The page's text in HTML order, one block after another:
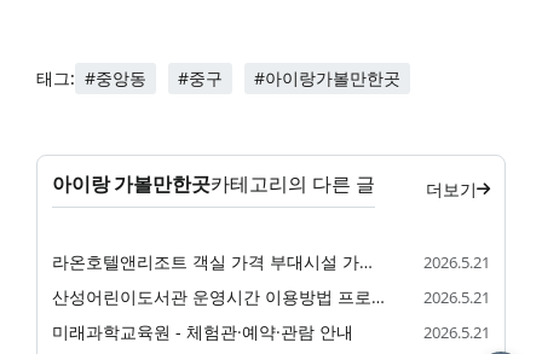
태그: #중앙동 #중구 #아이랑가볼만한곳
아이랑 가볼만한곳카테고리의 다른 글 더보기
라온호텔앤리조트 객실 가격 부대시설 가족 숙소 정리 2026.5.21
산성어린이도서관 운영시간 이용방법 프로그램 정리 2026.5.21
미래과학교육원 - 체험관·예약·관람 안내 2026.5.21